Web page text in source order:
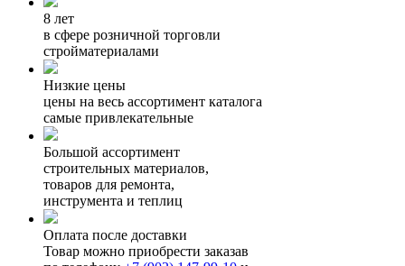
8 лет
в сфере розничной торговли
стройматериалами
Низкие цены
цены на весь ассортимент каталога
самые привлекательные
Большой ассортимент
строительных материалов,
товаров для ремонта,
инструмента и теплиц
Оплата после доставки
Товар можно приобрести заказав